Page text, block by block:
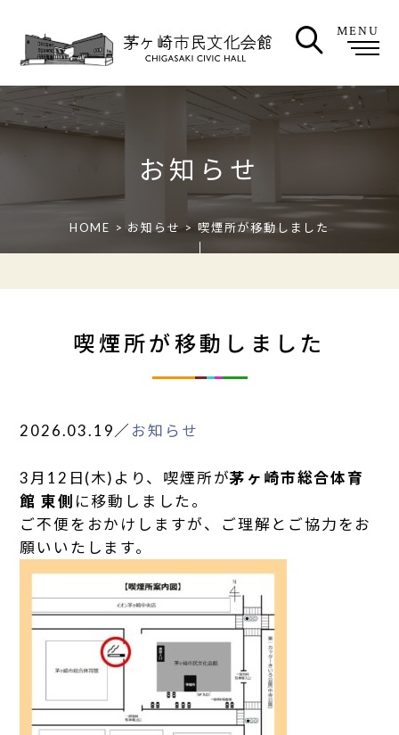
MENU
お知らせ
HOME > お知らせ> 喫煙所が移動しました
喫煙所が移動しました
2026.03.19／ お知らせ
3月12日(木)より、喫煙所が茅ヶ崎市総合体育
館 東側 に移動しました。
ご不便をおかけしますが、ご理解とご協力をお
願いいたします。